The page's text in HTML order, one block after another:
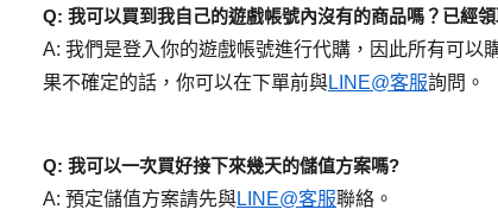
Q: 我可以買到我自己的遊戲帳號內沒有的商品嗎？已經
A: 我們是登入你的遊戲帳號進行代購，因此所有可以
果不確定的話，你可以在下單前與LINE@客服詢問。
Q: 我可以一次買好接下來幾天的儲值方案嗎?
A: 預定儲值方案請先與LINE@客服聯絡。